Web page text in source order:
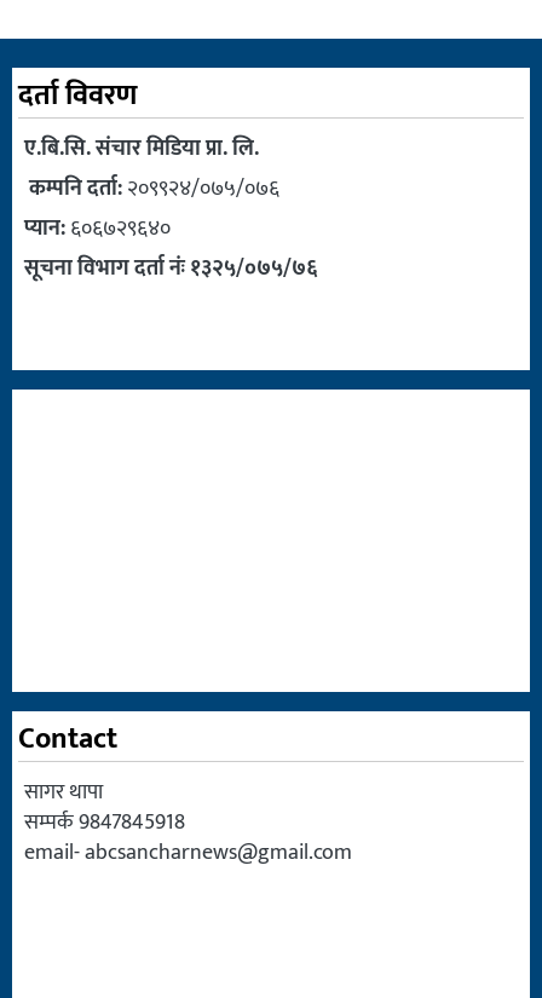
दर्ता विवरण
ए.बि.सि. संचार मिडिया प्रा. लि.
कम्पनि दर्ता:२०९९२४/०७५/०७६
प्यान:६०६७२९६४०
सूचना विभाग दर्ता नंः १३२५/०७५/७६
Contact
सागर थापा
सम्पर्क 9847845918
email-abcsancharnews@gmail.com